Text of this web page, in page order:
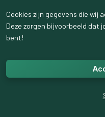
Cookies zijn gegevens die wij
Deze zorgen bijvoorbeeld dat
bent!